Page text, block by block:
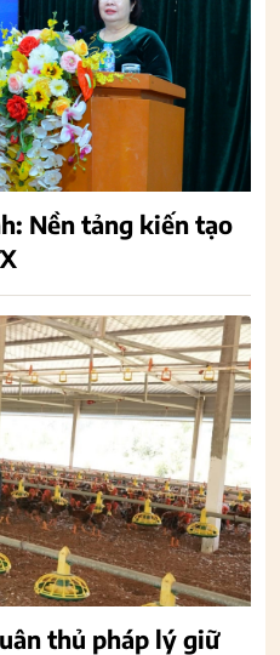
Nền tảng kiến tạo
thủ pháp lý giữ